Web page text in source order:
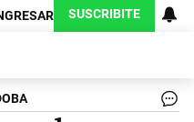
SUSCRIBITE